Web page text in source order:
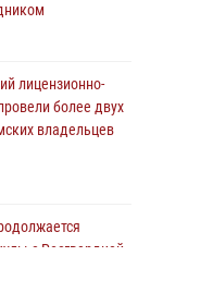
лицензионно-
более двух
владельцев
с Росгвардией»